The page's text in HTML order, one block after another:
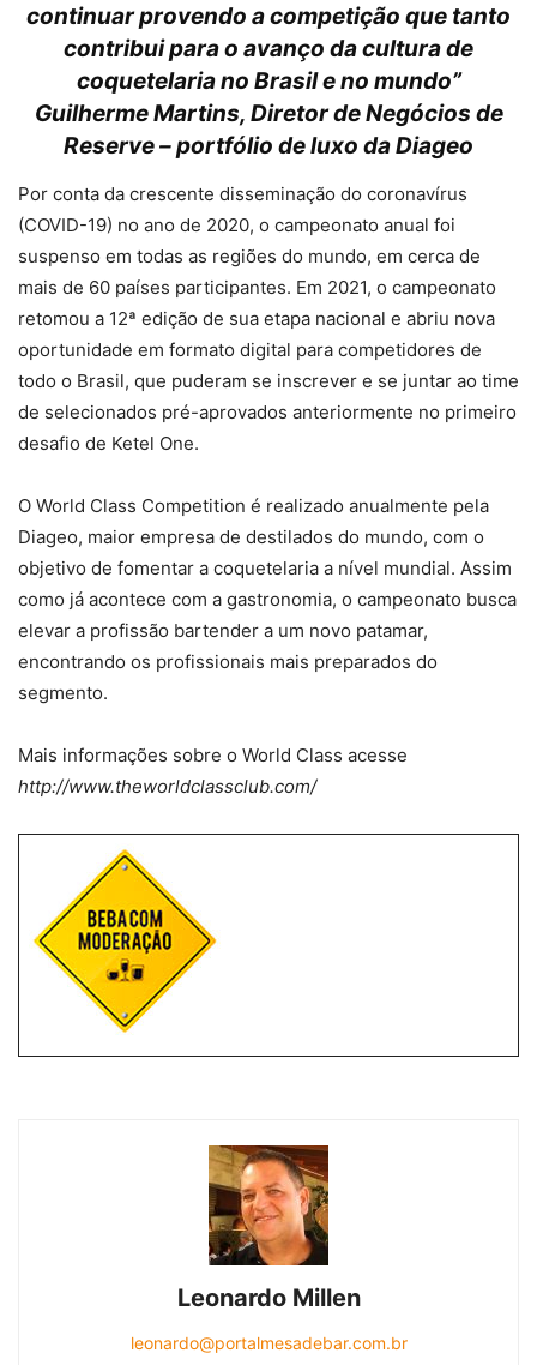
continuar provendo a competição que tanto
contribui para o avanço da cultura de
coquetelaria no Brasil e no mundo”
Guilherme Martins, Diretor de Negócios de
Reserve – portfólio de luxo da Diageo
Por conta da crescente disseminação do coronavírus
(COVID-19) no ano de 2020, o campeonato anual foi
suspenso em todas as regiões do mundo, em cerca de
mais de 60 países participantes. Em 2021, o campeonato
retomou a 12ª edição de sua etapa nacional e abriu nova
oportunidade em formato digital para competidores de
todo o Brasil, que puderam se inscrever e se juntar ao time
de selecionados pré-aprovados anteriormente no primeiro
desafio de Ketel One.
O World Class Competition é realizado anualmente pela
Diageo, maior empresa de destilados do mundo, com o
objetivo de fomentar a coquetelaria a nível mundial. Assim
como já acontece com a gastronomia, o campeonato busca
elevar a profissão bartender a um novo patamar,
encontrando os profissionais mais preparados do
segmento.
Mais informações sobre o World Class acesse
http://www.theworldclassclub.com/
Leonardo Millen
leonardo@portalmesadebar.com.br